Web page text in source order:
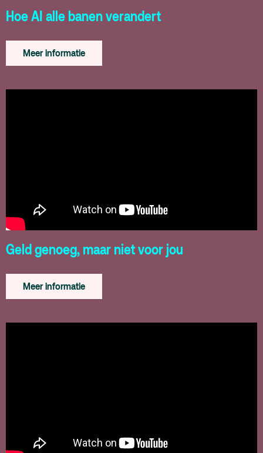
Hoe AI alle banen verandert
Meer informatie
Geld genoeg, maar niet voor jou
Meer informatie